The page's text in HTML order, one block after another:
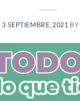
3 SEPTIEMBRE, 2021 BY